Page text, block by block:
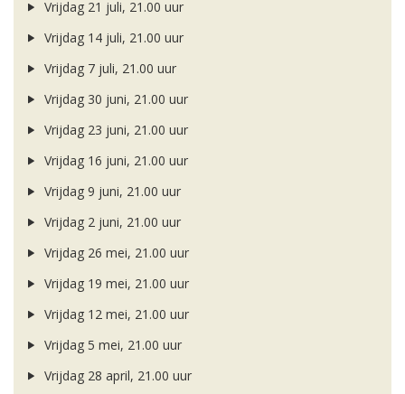
Vrijdag 21 juli, 21.00 uur
Vrijdag 14 juli, 21.00 uur
Vrijdag 7 juli, 21.00 uur
Vrijdag 30 juni, 21.00 uur
Vrijdag 23 juni, 21.00 uur
Vrijdag 16 juni, 21.00 uur
Vrijdag 9 juni, 21.00 uur
Vrijdag 2 juni, 21.00 uur
Vrijdag 26 mei, 21.00 uur
Vrijdag 19 mei, 21.00 uur
Vrijdag 12 mei, 21.00 uur
Vrijdag 5 mei, 21.00 uur
Vrijdag 28 april, 21.00 uur